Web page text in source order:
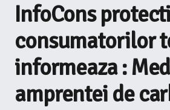
InfoCons
consumatorilor
informeaza :
amprentei de